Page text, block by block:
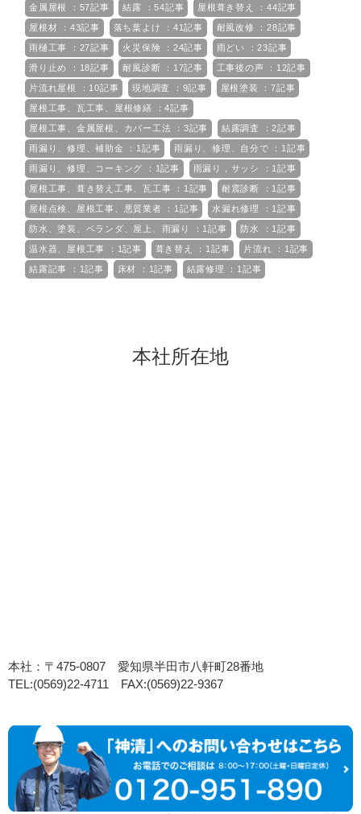
金属屋根 ：57記事 結露 ：54記事 屋根葺き替え ：44記事
屋根材 ：43記事 落ち葉よけ ：41記事 耐風改修 ：28記事
雨樋工事 ：27記事 火災保険 ：24記事 雨どい ：23記事
滑り止め ：18記事 耐風診断 ：17記事 工事後の声 ：12記事
片流れ屋根 ：10記事 現地調査 ：9記事 屋根塗装 ：7記事
屋根工事、瓦工事、屋根修繕 ：4記事
屋根工事、金属屋根、カバー工法 ：3記事 結露調査 ：2記事
雨漏り、修理、補助金 ：1記事 雨漏り、修理、自分で ：1記事
雨漏り、修理、コーキング ：1記事 雨漏り，サッシ ：1記事
屋根工事、葺き替え工事、瓦工事 ：1記事 耐震診断 ：1記事
屋根点検、屋根工事、悪質業者 ：1記事 水漏れ修理 ：1記事
防水、塗装、ベランダ、屋上、雨漏り ：1記事 防水 ：1記事
温水器、屋根工事 ：1記事 葺き替え ：1記事 片流れ ：1記事
結露記事 ：1記事 床材 ：1記事 結露修理 ：1記事
本社所在地
本社：〒475-0807 愛知県半田市八軒町28番地
TEL:(0569)22-4711 FAX:(0569)22-9367